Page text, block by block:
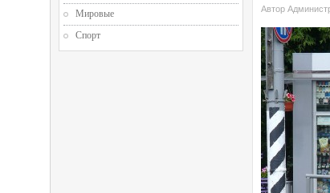
Автор
Мировые
Спорт